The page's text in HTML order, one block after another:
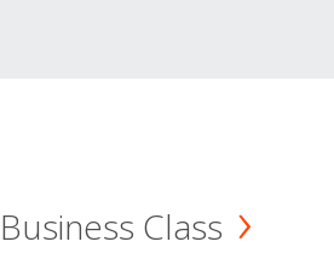
Business Class